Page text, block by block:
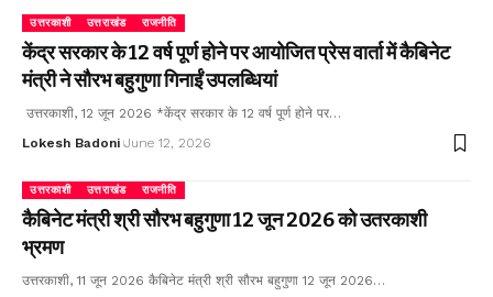
उत्तरकाशी उत्तराखंड राजनीति
केंद्र सरकार के 12 वर्ष पूर्ण होने पर आयोजित प्रेस वार्ता में कैबिनेट
मंत्री ने सौरभ बहुगुणा गिनाईं उपलब्धियां
उत्तरकाशी, 12 जून 2026 *केंद्र सरकार के 12 वर्ष पूर्ण होने पर…
Lokesh Badoni June 12, 2026
उत्तरकाशी उत्तराखंड राजनीति
कैबिनेट मंत्री श्री सौरभ बहुगुणा 12 जून 2026 को उतरकाशी
भ्रमण
उत्तरकाशी, 11 जून 2026 कैबिनेट मंत्री श्री सौरभ बहुगुणा 12 जून 2026…